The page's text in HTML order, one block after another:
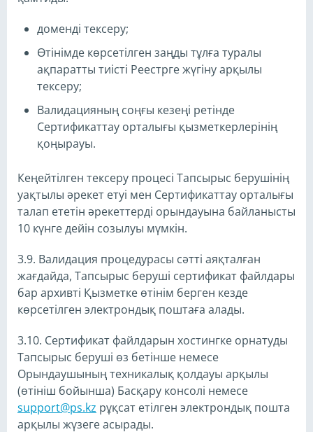
доменді тексеру;
Өтінімде көрсетілген заңды тұлға туралы
ақпаратты тиісті Реестрге жүгіну арқылы
тексеру;
Валидацияның соңғы кезеңі ретінде
Сертификаттау орталығы қызметкерлерінің
қоңырауы.
Кеңейтілген тексеру процесі Тапсырыс берушінің
уақтылы әрекет етуі мен Сертификаттау орталығы
талап ететін әрекеттерді орындауына байланысты
10 күнге дейін созылуы мүмкін.
3.9. Валидация процедурасы сәтті аяқталған
жағдайда, Тапсырыс беруші сертификат файлдары
бар архивті Қызметке өтінім берген кезде
көрсетілген электрондық поштаға алады.
3.10. Сертификат файлдарын хостингке орнатуды
Тапсырыс беруші өз бетінше немесе
Орындаушының техникалық қолдауы арқылы
(өтініш бойынша) Басқару консолі немесе
support@ps.kz рұқсат етілген электрондық пошта
арқылы жүзеге асырады.